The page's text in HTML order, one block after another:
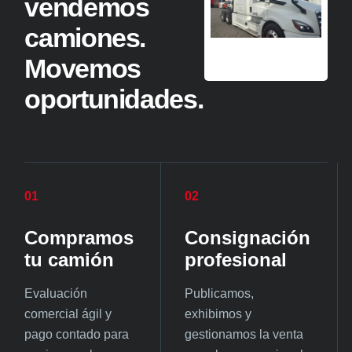
vendemos
camiones.
Movemos
oportunidades.
01
Compramos
tu camión
Evaluación
comercial ágil y
pago contado para
02
Consignación
profesional
Publicamos,
exhibimos y
gestionamos la venta